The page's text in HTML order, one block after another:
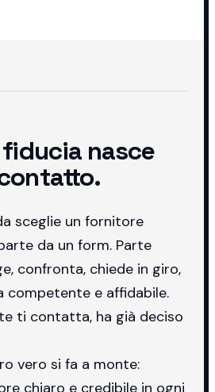
fiducia nasce
sceglie un fornitore
da un form. Parte
confronta, chiede in giro,
competente e affidabile.
ti contatta, ha già deciso
vero si fa a monte:
chiaro e credibile in ogni